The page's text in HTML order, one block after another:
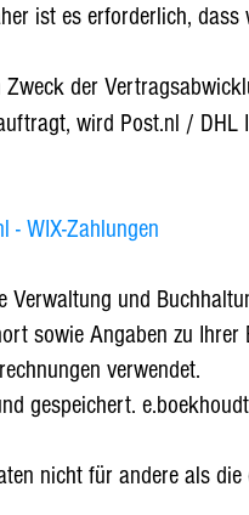
ist es erforderlich,
der
wird Post.nl / DHL
- WIX-Zahlungen
Verwaltung und
sowie Angaben zu Ihrer
verwendet.
gespeichert.
nicht für andere als